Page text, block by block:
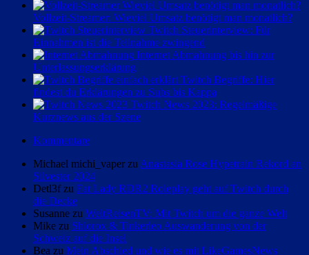
Vollzeit-Streamer: Wieviel Umsatz benötigt man monatlich?
Twitch Steuerinterview: Für
Einnahmen ist die Teilnahme zwingend
Internet Abmahnung bis hin zur
Unterlassungserklärung
Twitch Begriffe: Hier
findest du Erklärungen zu Subs bis Kappa
Twitch News 2023: Regelmäßige
Kurznews aus der Szene
Kommentare
Michael michi_vaper zu Anastasia Rose Hypetrain Rekord an
Silvester 2024
Detl3f zu Fat Lady RDR2 Roleplay geht auf Twitch durch
die Decke
Susanne zu WeltReisenTV: Mit Twitch um die ganze Welt
Mike zu Shlorox & Tinkerleo Auswanderung von der
Schweiz auf die Insel
Bea zu Mein Abschied und wie es mit LikeGamesNews